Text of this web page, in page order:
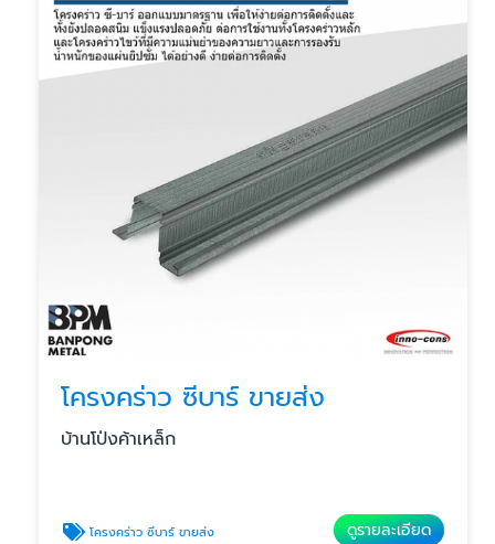
โครงคร่าว ซีบาร์ ขายส่ง
บ้านโป่งค้าเหล็ก
โครงคร่าว ซีบาร์ ขายส่ง ดูรายละเอียด